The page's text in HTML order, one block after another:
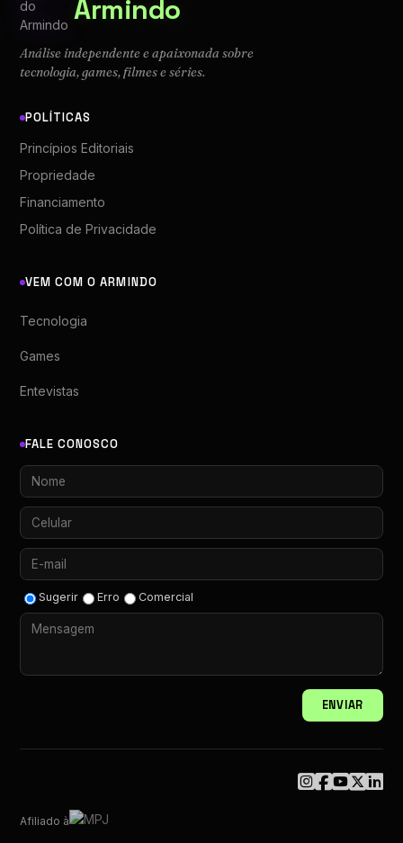
Armindo
Análise independente e apaixonada sobre
tecnologia, games, filmes e séries.
POLÍTICAS
Princípios Editoriais
Propriedade
Financiamento
Política de Privacidade
VEM COM O ARMINDO
Tecnologia
Games
Entevistas
FALE CONOSCO
Sugerir Erro Comercial
ENVIAR
Afiliado à